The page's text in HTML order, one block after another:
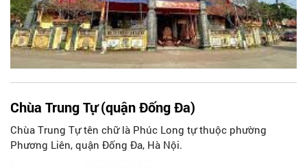
Chùa Trung Tự (quận Đống Đa)
Chùa Trung Tự tên chữ là Phúc Long tự thuộc phường
Phương Liên, quận Đống Đa, Hà Nội.